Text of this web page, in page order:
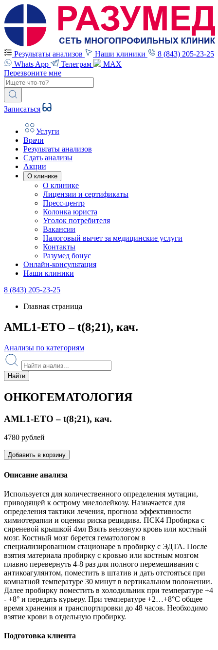
Результаты анализов Наши клиники
8 (843) 205-23-25
Whats App
Телеграм
MAX
Перезвоните мне
Записаться
Услуги
Врачи
Результаты анализов
Сдать анализы
Акции
О клинике
О клинике
Лицензии и сертификаты
Пресс-центр
Колонка юриста
Уголок потребителя
Вакансии
Налоговый вычет за медицинские услуги
Контакты
Разумед бонус
Онлайн-консультация
Наши клиники
8 (843) 205-23-25
Главная страница
AML1-ETO – t(8;21), кач.
Анализы по категориям
Найти
ОНКОГЕМАТОЛОГИЯ
AML1-ETO – t(8;21), кач.
4780 рублей
Добавить в корзину
Описание анализа
Используется для количественного определения мутации,
приводящей к острому миелолейкозу. Назначается для
определения тактики лечения, прогноза эффективности
химиотерапии и оценки риска рецидива. ПСК4 Пробирка с
сиреневой крышкой 4мл Взять венозную кровь или костный
мозг. Костный мозг берется гематологом в
специализированном стационаре в пробирку с ЭДТА. После
взятия материала пробирку с кровью или костным мозгом
плавно перевернуть 4-8 раз для полного перемешивания с
антикоагулянтом, поместить в штатив и дать отстояться при
комнатной температуре 30 минут в вертикальном положении.
Далее пробирку поместить в холодильник при температуре +4
- +8° и передать курьеру. При температуре +2…+8°С общее
время хранения и транспортировки до 48 часов. Необходимо
взятие крови в отдельную пробирку.
Подготовка клиента